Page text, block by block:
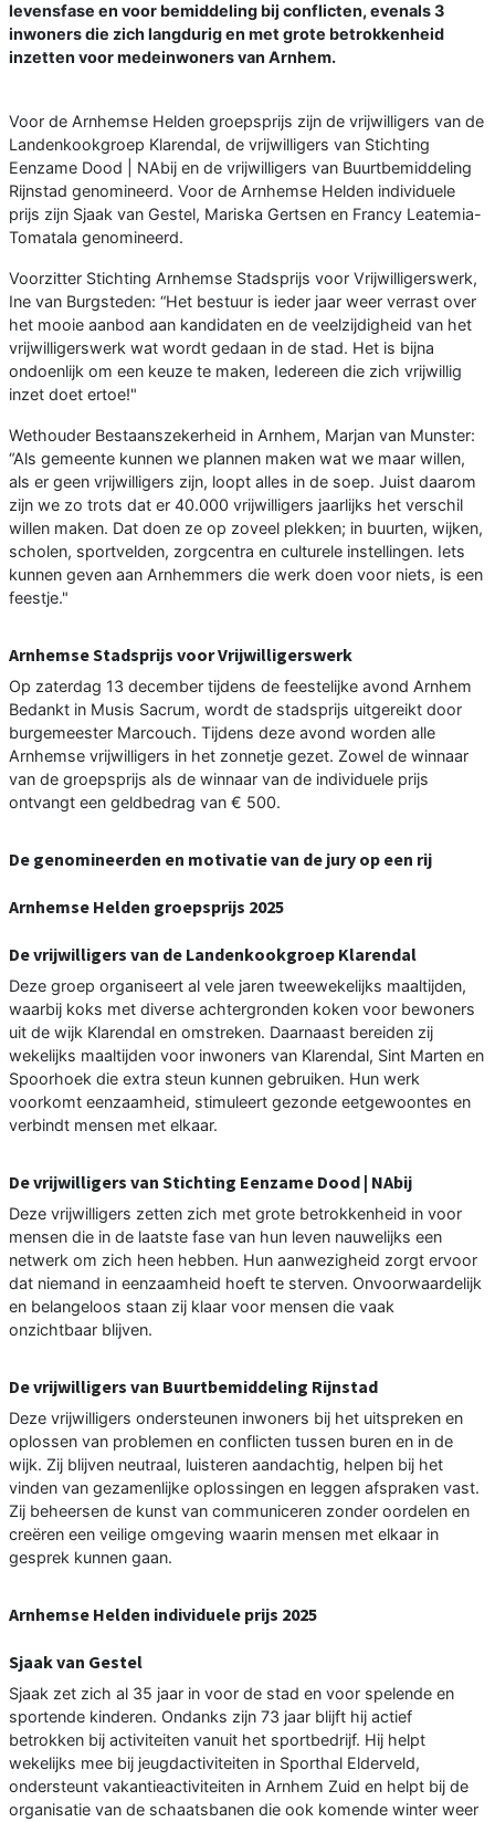
levensfase en voor bemiddeling bij conflicten, evenals 3
inwoners die zich langdurig en met grote betrokkenheid
inzetten voor medeinwoners van Arnhem.
Voor de Arnhemse Helden groepsprijs zijn de vrijwilligers van de
Landenkookgroep Klarendal, de vrijwilligers van Stichting
Eenzame Dood | NAbij en de vrijwilligers van Buurtbemiddeling
Rijnstad genomineerd. Voor de Arnhemse Helden individuele
prijs zijn Sjaak van Gestel, Mariska Gertsen en Francy Leatemia-
Tomatala genomineerd.
Voorzitter Stichting Arnhemse Stadsprijs voor Vrijwilligerswerk,
Ine van Burgsteden: “Het bestuur is ieder jaar weer verrast over
het mooie aanbod aan kandidaten en de veelzijdigheid van het
vrijwilligerswerk wat wordt gedaan in de stad. Het is bijna
ondoenlijk om een keuze te maken, Iedereen die zich vrijwillig
inzet doet ertoe!"
Wethouder Bestaanszekerheid in Arnhem, Marjan van Munster:
“Als gemeente kunnen we plannen maken wat we maar willen,
als er geen vrijwilligers zijn, loopt alles in de soep. Juist daarom
zijn we zo trots dat er 40.000 vrijwilligers jaarlijks het verschil
willen maken. Dat doen ze op zoveel plekken; in buurten, wijken,
scholen, sportvelden, zorgcentra en culturele instellingen. Iets
kunnen geven aan Arnhemmers die werk doen voor niets, is een
feestje."
Arnhemse Stadsprijs voor Vrijwilligerswerk
Op zaterdag 13 december tijdens de feestelijke avond Arnhem
Bedankt in Musis Sacrum, wordt de stadsprijs uitgereikt door
burgemeester Marcouch. Tijdens deze avond worden alle
Arnhemse vrijwilligers in het zonnetje gezet. Zowel de winnaar
van de groepsprijs als de winnaar van de individuele prijs
ontvangt een geldbedrag van € 500.
De genomineerden en motivatie van de jury op een rij
Arnhemse Helden groepsprijs 2025
De vrijwilligers van de Landenkookgroep Klarendal
Deze groep organiseert al vele jaren tweewekelijks maaltijden,
waarbij koks met diverse achtergronden koken voor bewoners
uit de wijk Klarendal en omstreken. Daarnaast bereiden zij
wekelijks maaltijden voor inwoners van Klarendal, Sint Marten en
Spoorhoek die extra steun kunnen gebruiken. Hun werk
voorkomt eenzaamheid, stimuleert gezonde eetgewoontes en
verbindt mensen met elkaar.
De vrijwilligers van Stichting Eenzame Dood | NAbij
Deze vrijwilligers zetten zich met grote betrokkenheid in voor
mensen die in de laatste fase van hun leven nauwelijks een
netwerk om zich heen hebben. Hun aanwezigheid zorgt ervoor
dat niemand in eenzaamheid hoeft te sterven. Onvoorwaardelijk
en belangeloos staan zij klaar voor mensen die vaak
onzichtbaar blijven.
De vrijwilligers van Buurtbemiddeling Rijnstad
Deze vrijwilligers ondersteunen inwoners bij het uitspreken en
oplossen van problemen en conflicten tussen buren en in de
wijk. Zij blijven neutraal, luisteren aandachtig, helpen bij het
vinden van gezamenlijke oplossingen en leggen afspraken vast.
Zij beheersen de kunst van communiceren zonder oordelen en
creëren een veilige omgeving waarin mensen met elkaar in
gesprek kunnen gaan.
Arnhemse Helden individuele prijs 2025
Sjaak van Gestel
Sjaak zet zich al 35 jaar in voor de stad en voor spelende en
sportende kinderen. Ondanks zijn 73 jaar blijft hij actief
betrokken bij activiteiten vanuit het sportbedrijf. Hij helpt
wekelijks mee bij jeugdactiviteiten in Sporthal Elderveld,
ondersteunt vakantieactiviteiten in Arnhem Zuid en helpt bij de
organisatie van de schaatsbanen die ook komende winter weer